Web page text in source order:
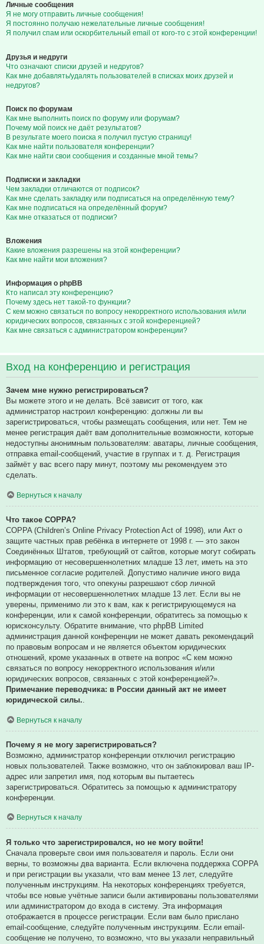
Личные сообщения
Я не могу отправить личные сообщения!
Я постоянно получаю нежелательные личные сообщения!
Я получил спам или оскорбительный email от кого-то с этой конференции!
Друзья и недруги
Что означают списки друзей и недругов?
Как мне добавлять/удалять пользователей в списках моих друзей и
недругов?
Поиск по форумам
Как мне выполнить поиск по форуму или форумам?
Почему мой поиск не даёт результатов?
В результате моего поиска я получил пустую страницу!
Как мне найти пользователя конференции?
Как мне найти свои сообщения и созданные мной темы?
Подписки и закладки
Чем закладки отличаются от подписок?
Как мне сделать закладку или подписаться на определённую тему?
Как мне подписаться на определённый форум?
Как мне отказаться от подписки?
Вложения
Какие вложения разрешены на этой конференции?
Как мне найти мои вложения?
Информация о phpBB
Кто написал эту конференцию?
Почему здесь нет такой-то функции?
С кем можно связаться по вопросу некорректного использования и/или
юридических вопросов, связанных с этой конференцией?
Как мне связаться с администратором конференции?
Вход на конференцию и регистрация
Зачем мне нужно регистрироваться?
Вы можете этого и не делать. Всё зависит от того, как
администратор настроил конференцию: должны ли вы
зарегистрироваться, чтобы размещать сообщения, или нет. Тем не
менее регистрация даёт вам дополнительные возможности, которые
недоступны анонимным пользователям: аватары, личные сообщения,
отправка email-сообщений, участие в группах и т. д. Регистрация
займёт у вас всего пару минут, поэтому мы рекомендуем это
сделать.
Вернуться к началу
Что такое COPPA?
COPPA (Children’s Online Privacy Protection Act of 1998), или Акт о
защите частных прав ребёнка в интернете от 1998 г. — это закон
Соединённых Штатов, требующий от сайтов, которые могут собирать
информацию от несовершеннолетних младше 13 лет, иметь на это
письменное согласие родителей. Допустимо наличие иного вида
подтверждения того, что опекуны разрешают сбор личной
информации от несовершеннолетних младше 13 лет. Если вы не
уверены, применимо ли это к вам, как к регистрирующемуся на
конференции, или к самой конференции, обратитесь за помощью к
юрисконсульту. Обратите внимание, что phpBB Limited
администрация данной конференции не может давать рекомендаций
по правовым вопросам и не является объектом юридических
отношений, кроме указанных в ответе на вопрос «С кем можно
связаться по вопросу некорректного использования и/или
юридических вопросов, связанных с этой конференцией?».
Примечание переводчика: в России данный акт не имеет
юридической силы..
Вернуться к началу
Почему я не могу зарегистрироваться?
Возможно, администратор конференции отключил регистрацию
новых пользователей. Также возможно, что он заблокировал ваш IP-
адрес или запретил имя, под которым вы пытаетесь
зарегистрироваться. Обратитесь за помощью к администратору
конференции.
Вернуться к началу
Я только что зарегистрировался, но не могу войти!
Сначала проверьте свои имя пользователя и пароль. Если они
верны, то возможны два варианта. Если включена поддержка COPPA
и при регистрации вы указали, что вам менее 13 лет, следуйте
полученным инструкциям. На некоторых конференциях требуется,
чтобы все новые учётные записи были активированы пользователями
или администратором до входа в систему. Эта информация
отображается в процессе регистрации. Если вам было прислано
email-сообщение, следуйте полученным инструкциям. Если email-
сообщение не получено, то возможно, что вы указали неправильный